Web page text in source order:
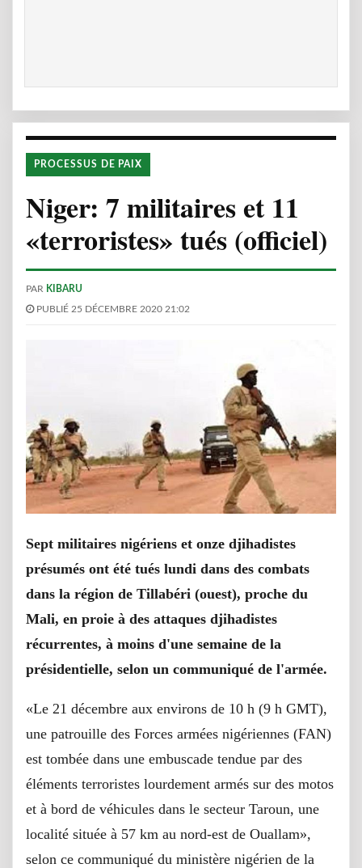
PROCESSUS DE PAIX
Niger: 7 militaires et 11
«terroristes» tués (officiel)
PAR KIBARU
PUBLIÉ 25 DÉCEMBRE 2020 21:02
Sept militaires nigériens et onze djihadistes
présumés ont été tués lundi dans des combats
dans la région de Tillabéri (ouest), proche du
Mali, en proie à des attaques djihadistes
récurrentes, à moins d'une semaine de la
présidentielle, selon un communiqué de l'armée.
«Le 21 décembre aux environs de 10 h (9 h GMT),
une patrouille des Forces armées nigériennes (FAN)
est tombée dans une embuscade tendue par des
éléments terroristes lourdement armés sur des motos
et à bord de véhicules dans le secteur Taroun, une
localité située à 57 km au nord-est de Ouallam»,
selon ce communiqué du ministère nigérien de la